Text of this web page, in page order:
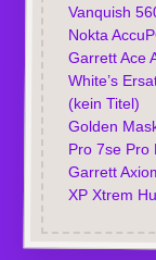
Vanquish
Nokta
Garrett Ace
White’s
(kein Titel)
Golden
Pro 7se Pro
Garrett
XP Xtrem